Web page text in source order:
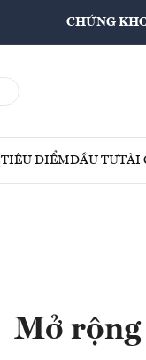
CHỨNG
TIÊU ĐIỂMĐẦU TƯTÀI
Mở rộng